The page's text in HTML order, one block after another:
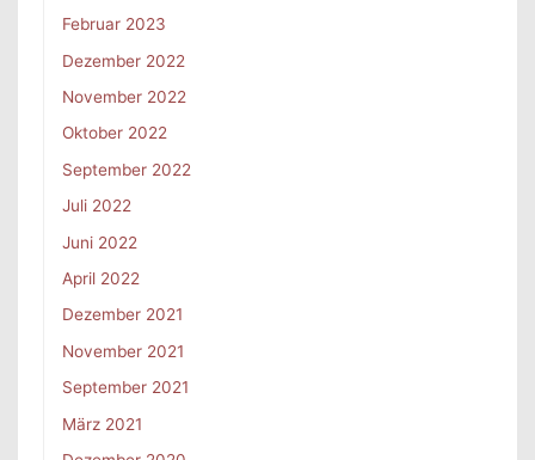
Februar 2023
Dezember 2022
November 2022
Oktober 2022
September 2022
Juli 2022
Juni 2022
April 2022
Dezember 2021
November 2021
September 2021
März 2021